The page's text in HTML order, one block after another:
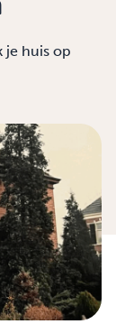
je huis op